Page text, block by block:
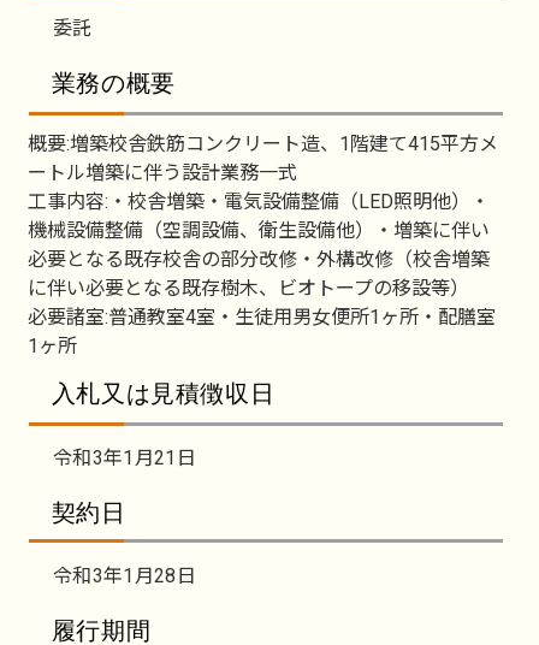
委託
業務の概要
概要:増築校舎鉄筋コンクリート造、1階建て415平方メ
ートル増築に伴う設計業務一式
工事内容:・校舎増築・電気設備整備（LED照明他）・
機械設備整備（空調設備、衛生設備他）・増築に伴い
必要となる既存校舎の部分改修・外構改修（校舎増築
に伴い必要となる既存樹木、ビオトープの移設等）
必要諸室:普通教室4室・生徒用男女便所1ヶ所・配膳室
1ヶ所
入札又は見積徴収日
令和3年1月21日
契約日
令和3年1月28日
履行期間